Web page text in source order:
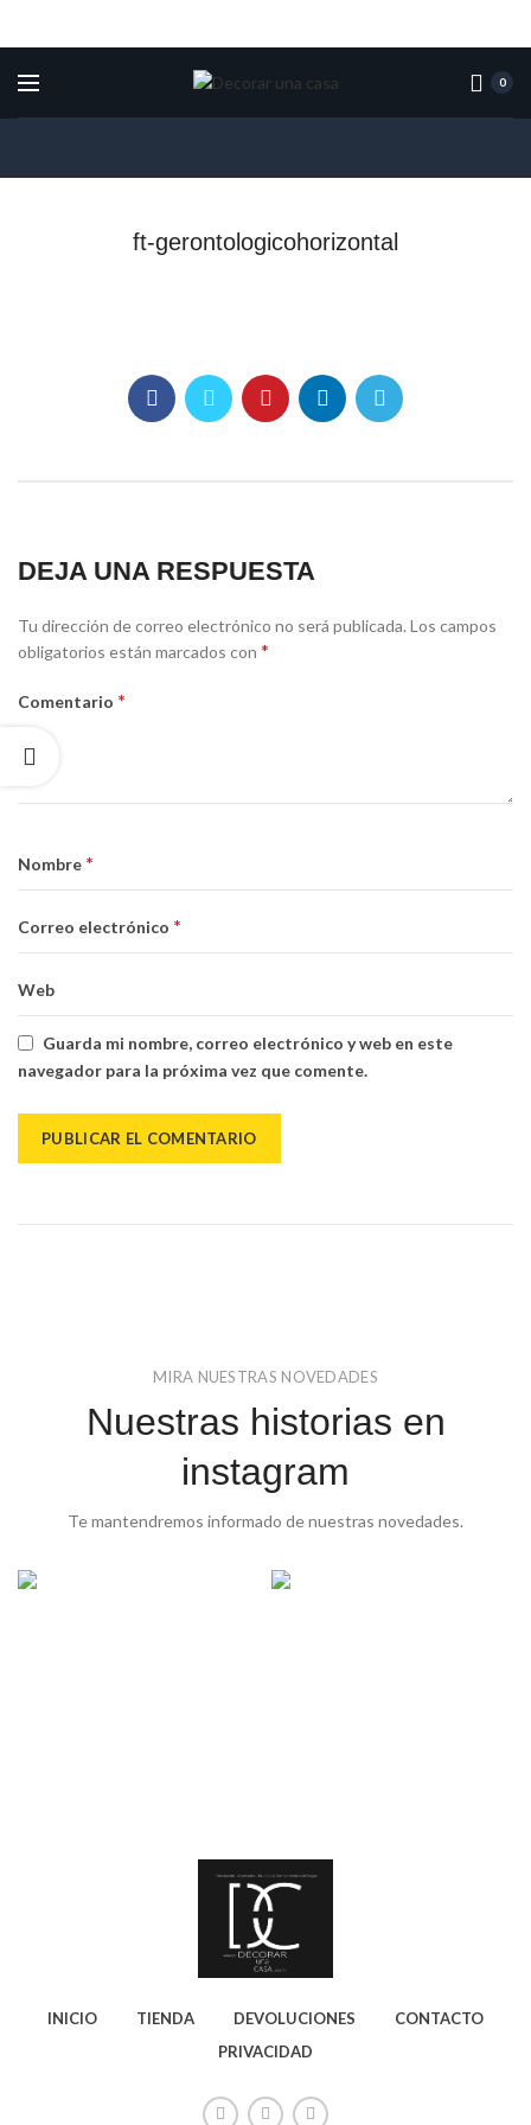
0
ft-gerontologicohorizontal
DEJA UNA RESPUESTA
Tu dirección de correo electrónico no será publicada.Los campos
obligatorios están marcados con *
Comentario *
Nombre *
Correo electrónico *
Web
Guarda mi nombre, correo electrónico y web en este
navegador para la próxima vez que comente.
MIRA NUESTRAS NOVEDADES
Nuestras historias en
instagram
Te mantendremos informado de nuestras novedades.
INICIO TIENDA DEVOLUCIONES
CONTACTO
PRIVACIDAD